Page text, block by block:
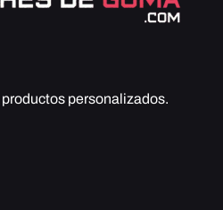
personalizados.